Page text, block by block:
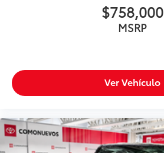
$758,000
MSRP
Ver Vehículo